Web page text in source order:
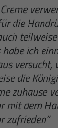
die
habe ich
versucht,
die
zuhause
mit dem
zufrieden”